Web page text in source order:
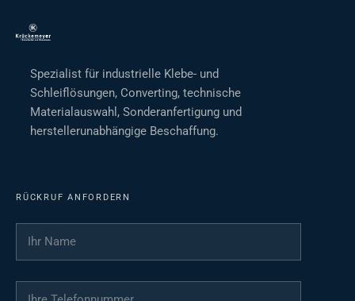
Spezialist für industrielle Klebe- und
Schleiflösungen, Converting, technische
Materialauswahl, Sonderanfertigung und
herstellerunabhängige Beschaffung.
RÜCKRUF ANFORDERN
Ihr Name
Ihre Telefonnummer